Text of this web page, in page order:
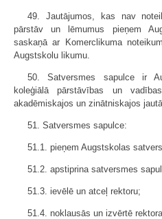
49. Jautājumos, kas nav
pārstāv un lēmumus pieņem
saskaņā ar Komerclikuma
Augstskolu likumu.
50. Satversmes sapulce ir
koleģiālā pārstāvības un
akadēmiskajos un zinātniskajos
51. Satversmes sapulce:
51.1. pieņem Augstskolas
51.2. apstiprina satversmes
51.3. ievēlē un atceļ rektoru;
51.4. noklausās un izvērtē